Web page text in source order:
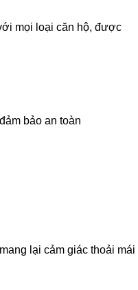
mọi loại căn hộ, được
bảo an toàn
lại cảm giác thoải mái